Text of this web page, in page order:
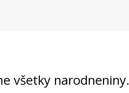
všetky narodneniny.